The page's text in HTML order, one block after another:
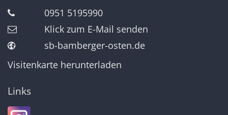
0951 5195990
Klick zum E-Mail senden
sb-bamberger-osten.de
Visitenkarte herunterladen
Links